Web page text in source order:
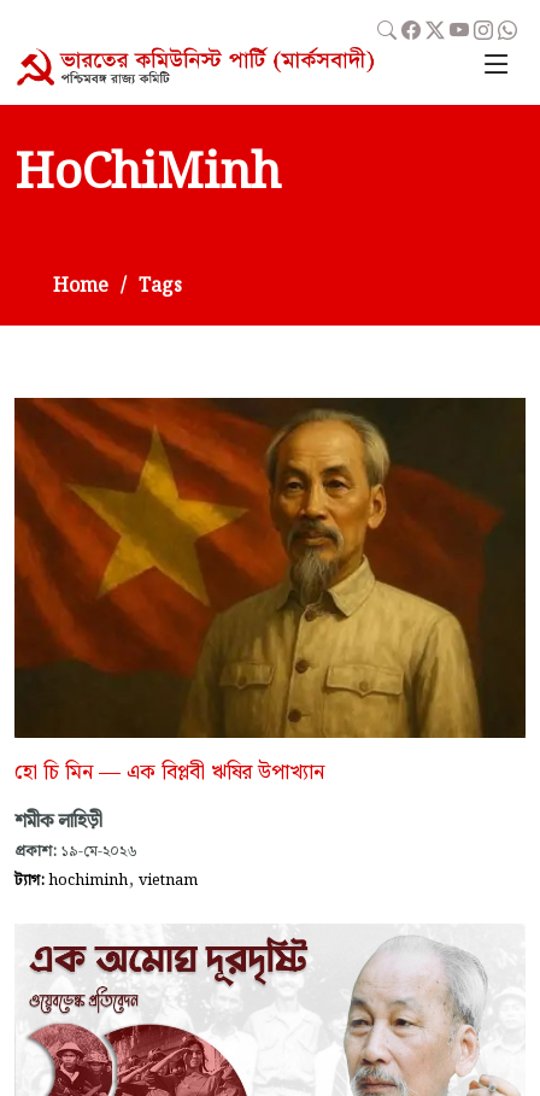
HoChiMinh
Home Tags
হো চি মিন — এক বিপ্লবী ঋষির উপাখ্যান
শমীক লাহিড়ী
প্রকাশ: ১৯-মে-২০২৬
ট্যাগ:hochiminh, vietnam